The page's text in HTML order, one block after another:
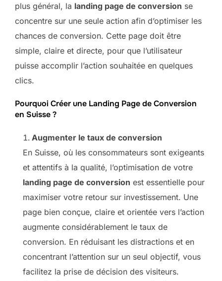
plus général, la landing page de conversion se
concentre sur une seule action afin d’optimiser les
chances de conversion. Cette page doit être
simple, claire et directe, pour que l’utilisateur
puisse accomplir l’action souhaitée en quelques
clics.
Pourquoi Créer une Landing Page de Conversion
en Suisse ?
Augmenter le taux de conversion
En Suisse, où les consommateurs sont exigeants
et attentifs à la qualité, l’optimisation de votre
landing page de conversion est essentielle pour
maximiser votre retour sur investissement. Une
page bien conçue, claire et orientée vers l’action
augmente considérablement le taux de
conversion. En réduisant les distractions et en
concentrant l’attention sur un seul objectif, vous
facilitez la prise de décision des visiteurs.